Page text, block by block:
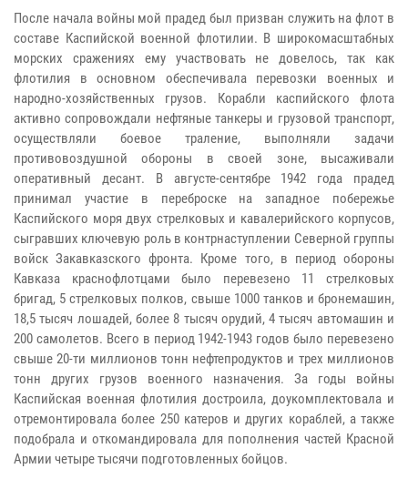
После начала войны мой прадед был призван служить на флот в
составе Каспийской военной флотилии. В широкомасштабных
морских сражениях ему участвовать не довелось, так как
флотилия в основном обеспечивала перевозки военных и
народно-хозяйственных грузов. Корабли каспийского флота
активно сопровождали нефтяные танкеры и грузовой транспорт,
осуществляли боевое траление, выполняли задачи
противовоздушной обороны в своей зоне, высаживали
оперативный десант. В августе-сентябре 1942 года прадед
принимал участие в переброске на западное побережье
Каспийского моря двух стрелковых и кавалерийского корпусов,
сыгравших ключевую роль в контрнаступлении Северной группы
войск Закавказского фронта. Кроме того, в период обороны
Кавказа краснофлотцами было перевезено 11 стрелковых
бригад, 5 стрелковых полков, свыше 1000 танков и бронемашин,
18,5 тысяч лошадей, более 8 тысяч орудий, 4 тысяч автомашин и
200 самолетов. Всего в период 1942-1943 годов было перевезено
свыше 20-ти миллионов тонн нефтепродуктов и трех миллионов
тонн других грузов военного назначения. За годы войны
Каспийская военная флотилия достроила, доукомплектовала и
отремонтировала более 250 катеров и других кораблей, а также
подобрала и откомандировала для пополнения частей Красной
Армии четыре тысячи подготовленных бойцов.